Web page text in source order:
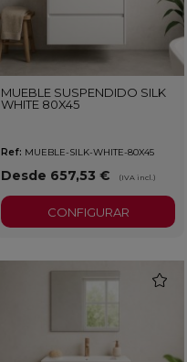
MUEBLE SUSPENDIDO SILK
WHITE 80X45
Ref: MUEBLE-SILK-WHITE-80X45
Desde 657,53 € (IVA incl.)
CONFIGURAR